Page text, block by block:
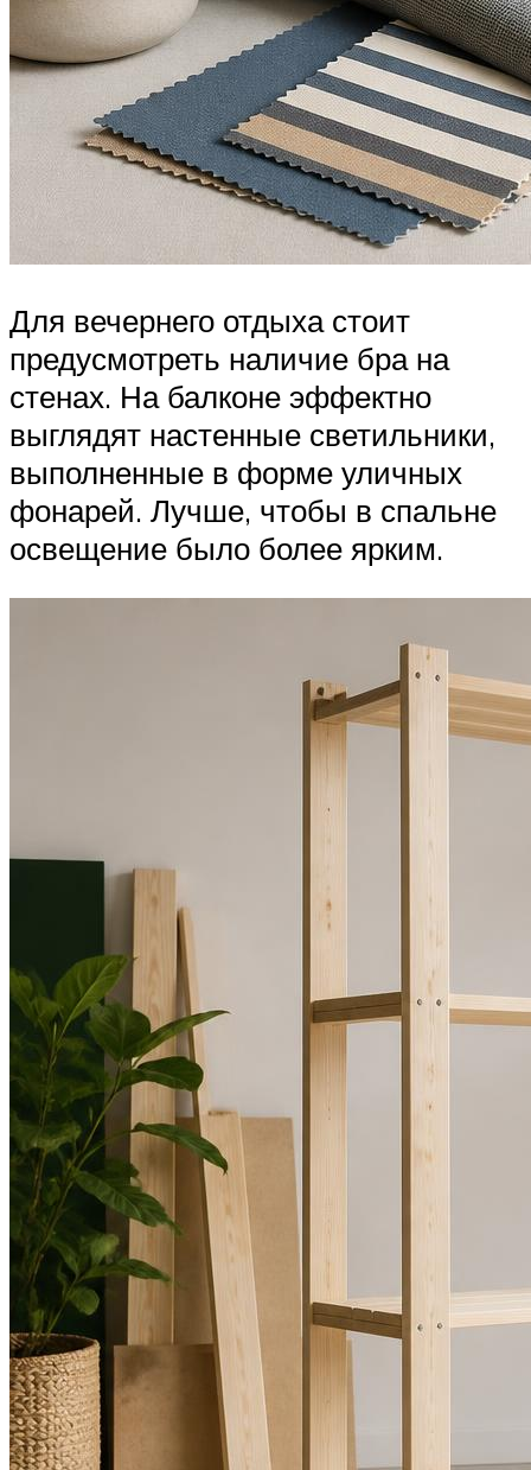
Для вечернего отдыха стоит
предусмотреть наличие бра на
стенах. На балконе эффектно
выглядят настенные светильники,
выполненные в форме уличных
фонарей. Лучше, чтобы в спальне
освещение было более ярким.